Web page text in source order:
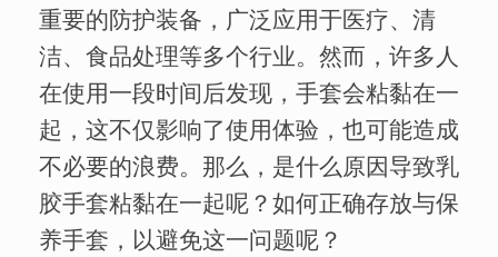
重要的防护装备，广泛应用于医疗、清
洁、食品处理等多个行业。然而，许多人
在使用一段时间后发现，手套会粘黏在一
起，这不仅影响了使用体验，也可能造成
不必要的浪费。那么，是什么原因导致乳
胶手套粘黏在一起呢？如何正确存放与保
养手套，以避免这一问题呢？